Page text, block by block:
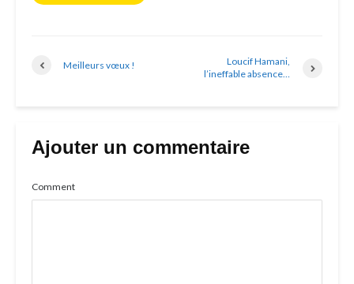
Meilleurs vœux !
Loucif Hamani,
l’ineffable absence…
Ajouter un commentaire
Comment